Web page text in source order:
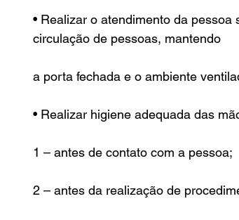
• Realizar o atendimento da
circulação de pessoas, mantendo
a porta fechada e o ambiente
• Realizar higiene adequada das
1 – antes de contato com a pessoa;
2 – antes da realização de